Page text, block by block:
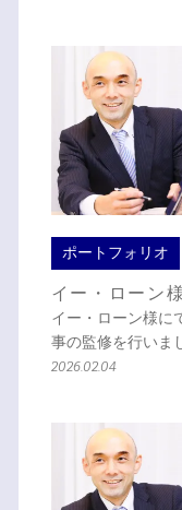
ポートフォリオ
イー・ローン
イー・ローン様に
事の監修を行いま
2026.02.04